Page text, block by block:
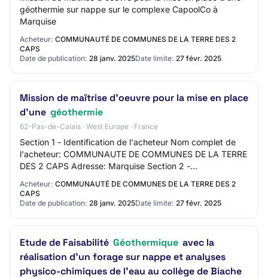
géothermie sur nappe sur le complexe CapoolCo à
Marquise
Acheteur: COMMUNAUTÉ DE COMMUNES DE LA TERRE DES 2
CAPS
Date de publication: 28 janv. 2025Date limite: 27 févr. 2025
Mission de maîtrise d'oeuvre pour la mise en place
d'une géothermie
62-Pas-de-Calais · West Europe · France
Section 1 - Identification de l'acheteur Nom complet de
l'acheteur: COMMUNAUTE DE COMMUNES DE LA TERRE
DES 2 CAPS Adresse: Marquise Section 2 -
Communication Nom du contact: DUCLOY Jennifer
Adresse m…
Acheteur: COMMUNAUTÉ DE COMMUNES DE LA TERRE DES 2
CAPS
Date de publication: 28 janv. 2025Date limite: 27 févr. 2025
Etude de Faisabilité Géothermique avec la
réalisation d'un forage sur nappe et analyses
physico-chimiques de l'eau au collège de Biache